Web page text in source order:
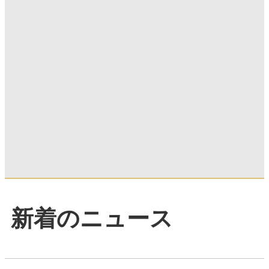
新着のニュース